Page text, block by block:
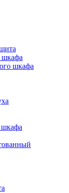
шкафа
шкафа
шкафа